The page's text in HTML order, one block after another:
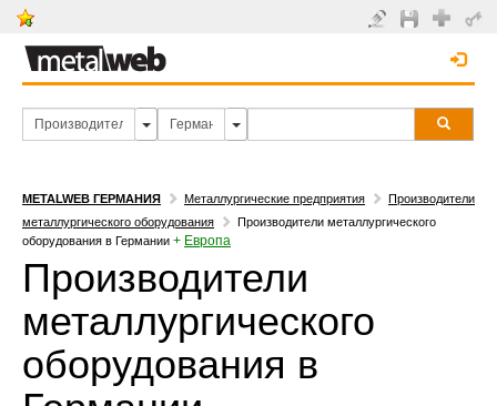
METALWEB ГЕРМАНИЯ Металлургические предприятия
Производители
металлургического оборудования
Производители металлургического
оборудования в Германии + Европа
Производители
металлургического
оборудования в